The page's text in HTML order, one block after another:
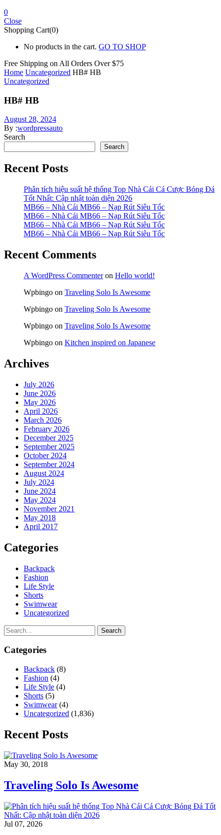
0
Close
Shopping Cart(0)
No products in the cart. GO TO SHOP
Free Shipping on All Orders Over $75
Home Uncategorized HB# HB
Uncategorized
HB# HB
August 28, 2024
By :wordpressauto
Search
Search
Recent Posts
Phân tích hiệu suất hệ thống Top Nhà Cái Cá Cược Bóng Đá
Tốt Nhất: Cập nhật toàn diện 2026
MB66 – Nhà Cái MB66 – Nạp Rút Siêu Tốc
MB66 – Nhà Cái MB66 – Nạp Rút Siêu Tốc
MB66 – Nhà Cái MB66 – Nạp Rút Siêu Tốc
MB66 – Nhà Cái MB66 – Nạp Rút Siêu Tốc
Recent Comments
A WordPress Commenteron Hello world!
Wpbingo on Traveling Solo Is Awesome
Wpbingo on Traveling Solo Is Awesome
Wpbingo on Traveling Solo Is Awesome
Wpbingo on Kitchen inspired on Japanese
Archives
July 2026
June 2026
May 2026
April 2026
March 2026
February 2026
December 2025
September 2025
October 2024
September 2024
August 2024
July 2024
June 2024
May 2024
November 2021
May 2018
April 2017
Categories
Backpack
Fashion
Life Style
Shorts
Swimwear
Uncategorized
Search
Categories
Backpack (8)
Fashion (4)
Life Style (4)
Shorts (5)
Swimwear(4)
Uncategorized (1,836)
Recent Posts
May 30, 2018
Traveling Solo Is Awesome
Jul 07, 2026